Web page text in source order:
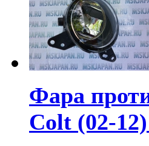
Фара
Colt (02-